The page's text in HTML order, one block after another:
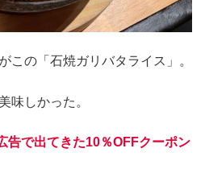
この「石焼ガリバタライス」。
味しかった。
告で出てきた10％OFFクーポン